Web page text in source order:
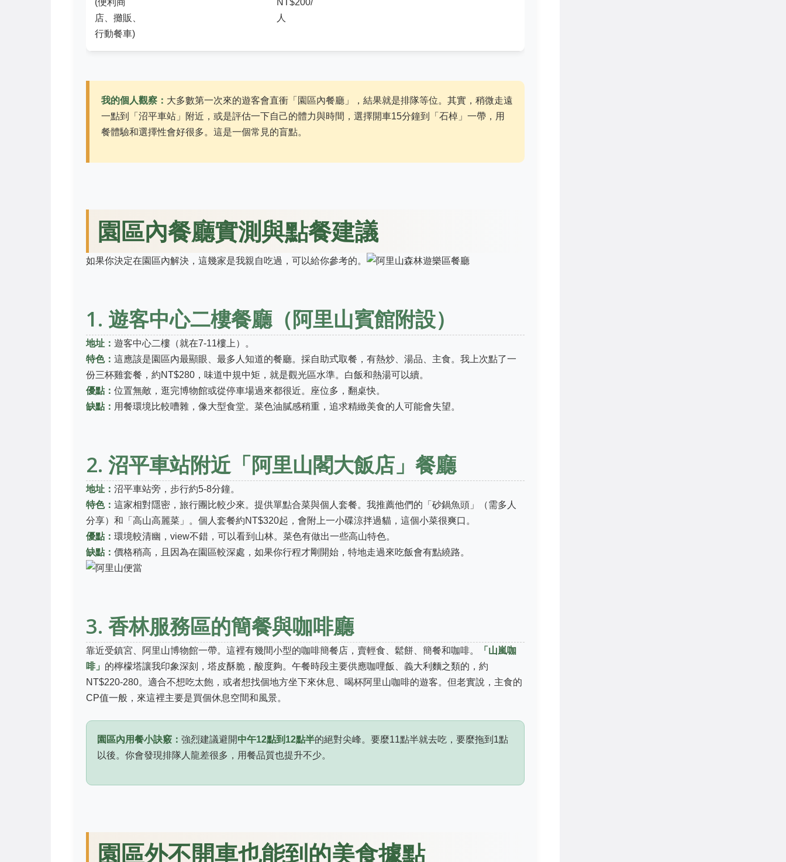
店、攤販、
行動餐車)
人
我的個人觀察： 大多數第一次來的遊客會直衝「園區內餐廳」，結果就是排隊等位。其實，稍微走遠
一點到「沼平車站」附近，或是評估一下自己的體力與時間，選擇開車15分鐘到「石棹」一帶，用
餐體驗和選擇性會好很多。這是一個常見的盲點。
園區內餐廳實測與點餐建議
如果你決定在園區內解決，這幾家是我親自吃過，可以給你參考的。
1. 遊客中心二樓餐廳（阿里山賓館附設）
地址： 遊客中心二樓（就在7-11樓上）。
特色： 這應該是園區內最顯眼、最多人知道的餐廳。採自助式取餐，有熱炒、湯品、主食。我上次點了一
份三杯雞套餐，約NT$280，味道中規中矩，就是觀光區水準。白飯和熱湯可以續。
優點： 位置無敵，逛完博物館或從停車場過來都很近。座位多，翻桌快。
缺點： 用餐環境比較嘈雜，像大型食堂。菜色油膩感稍重，追求精緻美食的人可能會失望。
2. 沼平車站附近「阿里山閣大飯店」餐廳
地址： 沼平車站旁，步行約5-8分鐘。
特色： 這家相對隱密，旅行團比較少來。提供單點合菜與個人套餐。我推薦他們的「砂鍋魚頭」（需多人
分享）和「高山高麗菜」。個人套餐約NT$320起，會附上一小碟涼拌過貓，這個小菜很爽口。
優點： 環境較清幽，view不錯，可以看到山林。菜色有做出一些高山特色。
缺點： 價格稍高，且因為在園區較深處，如果你行程才剛開始，特地走過來吃飯會有點繞路。
3. 香林服務區的簡餐與咖啡廳
靠近受鎮宮、阿里山博物館一帶。這裡有幾間小型的咖啡簡餐店，賣輕食、鬆餅、簡餐和咖啡。
「山嵐咖
啡」 的檸檬塔讓我印象深刻，塔皮酥脆，酸度夠。午餐時段主要供應咖哩飯、義大利麵之類的，約
NT$220-280。適合不想吃太飽，或者想找個地方坐下來休息、喝杯阿里山咖啡的遊客。但老實說，主食的
CP值一般，來這裡主要是買個休息空間和風景。
園區內用餐小訣竅： 強烈建議避開中午12點到12點半的絕對尖峰。要麼11點半就去吃，要麼拖到1點
以後。你會發現排隊人龍差很多，用餐品質也提升不少。
園區外不開車也能到的美食據點